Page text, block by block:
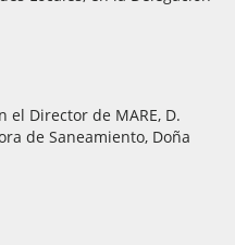
el Director de MARE, D.
de Saneamiento, Doña